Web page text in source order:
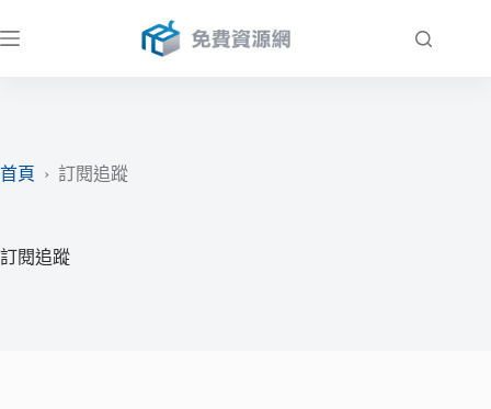
至
首頁
› 訂閱追蹤
訂閱追蹤